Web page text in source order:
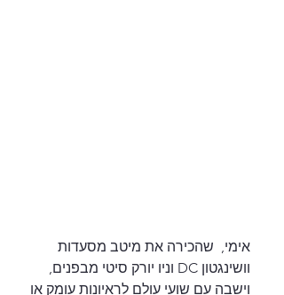
אימי,  שהכירה את מיטב מסעדות
וושינגטון DC וניו יורק סיטי מבפנים,
וישבה עם שועי עולם לראיונות עומק או